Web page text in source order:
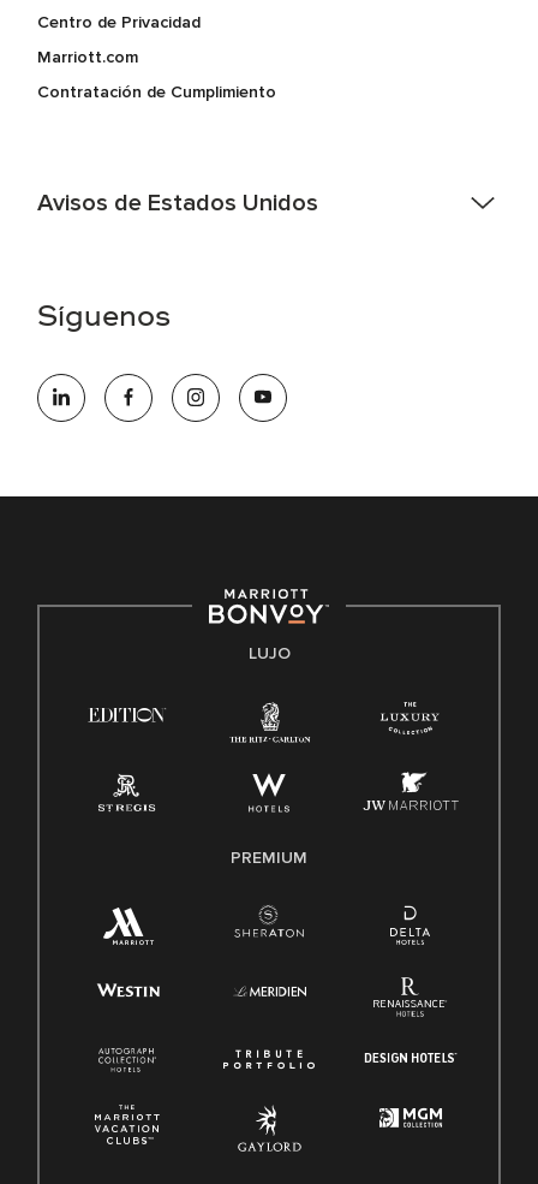
Centro de Privacidad
Marriott.com
Contratación de Cumplimiento
Avisos de Estados Unidos
electrónico hqaffirmativeaction@marriott.com
oportunidades que se compromete a contratar una fuerza
de trabajo diversa y a mantener una cultura inclusiva.
Derecho a trabajar inglés/español
Conozca sus derechos
Ley de licencia familiar y médica (FMLA)
Síguenos
LUJO
PREMIUM